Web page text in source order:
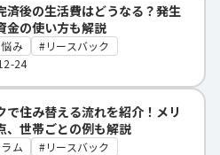
済後の生活費はどうなる？発生
金の使い方も解説
み
リースバック
24
で住み替える流れを紹介！メリ
、世帯ごとの例も解説
ム
リースバック